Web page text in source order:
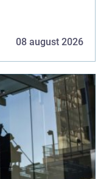
08 august 2026